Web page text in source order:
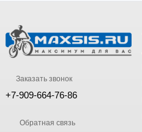
Заказать звонок
+7-909-664-76-86
Обратная связь